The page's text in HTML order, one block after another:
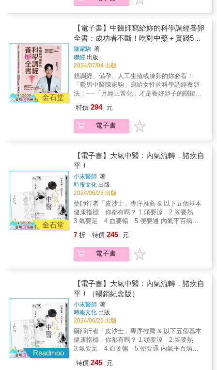
基於這一點，索性我連中藥都盡量少開。對一
些慢性病，比如高血壓、糖尿病、脾胃病、婦
行調治。 & ❐「推、拿、按」是治療方法，
「摸」是診斷，相當於中醫學裡的觸診。 我推
薦的養生方法是什麼？就是透過雙手在人體的
體表以推、拿、按、摸的形式進行診斷、治療
和自我保養的一種健康法。 & ＿＿ . 本書內容
.& ＿＿ ☞《黃帝內經》疾病觀：我們為什麼生
病？ ☞《黃帝內經》自診法：如何用手為自己
檢測身體？ ☞ 按穴道解除病痛：感冒、過敏、
血壓、癌症、嬰兒發燒 ... ☞ 日常鍛練養生
功：中國武學家的基本操 ☞ 中醫理療說明書：
泡腳、拔罐、刮痧、艾灸、拉筋拍打運用中醫
的補洩概念？ ☞ 特別專題：找不到原因的「過
勞死」 & ❐ 徒手「３３４」療法 ３種手法：
抓拿、點按、撥揉 ３大區域：玉枕關、夾脊
關、尾閭關 ４大法則：上下、左右、前後、交
叉對應 & ───────── 自診自療，手到病除
───────── 很簡單，就是手到病除，該找病
因找到病因， 用極簡的方法就能把疾病祛除。
& ☛ 鼻子瞬間通氣法 用手指輕輕掐風池穴上下
左右 將近五公分距離的痛點 ☛ 徒手袪感冒 風
寒感冒，抓拿玉枕關； 風熱感冒，在大椎上
下、風門兩邊刮痧； 暑溼感冒，點按承山穴 ☛
徒手袪頸椎病 運用點按、抓拿、撥揉的手法鬆
肩 ☛ 徒手明眼法 把眼睛閉上，點揉光明穴，
以酸、脹「得氣」的有效為標準 ☛ 徒手緩解經
痛 用手法在十七椎下的痛點 進行點按抓拿，再
特色 ☞ 結合中醫經典《黃帝內經》與現代人可
行的自我養生方法 ☞ 不依賴藥物，每個人都能
夠掌握的自診自療技巧 ☞ 不只治療疾病，更預
防疾病、提升生活品質全面的健康觀 ☞ 易學易
用，安全有效，普通人也可以輕鬆應用的自然
療法 ☞ 各類常見病、慢性病的自我診斷與緩解
方法，適用範圍廣 &
久，一直找不到原因。•長期透過西藥催經，想
恢復自然排卵。•有多囊性卵巢問題，體重變化
大。•備孕中，但不如想像中順利。•想凍卵，希
望能有好成績。陳家駒中醫師長期在第一線看
診，聆聽女性患者的心聲，在看過許多案例後
他表示，若沒有正常排卵或內膜代謝出狀況，
月經也不會正常。他強調，不論是備孕、養
卵，正常的月經週期是關鍵。▍怎麼樣才算是
「正常的月經」？正常的月經＝正常排卵狀態
＋正常子宮內膜增厚代謝兩者之中有一項出問
月養卵最剛好對女性來說，卵巢的時間是不等
人的，以所有備孕條件來說，「年齡」最不可
逆。再加上不少人對經期有錯誤迷思，反而錯
搭配書中的5大好習慣，便能事半功倍。【養卵
好習慣1】少吃添加物，營養也要均衡。【養卵
好習慣2】補充天然藥膳，強化基礎體質。【養
卵好習慣3】睡眠穩定，幫助改善內分泌。【養
卵好習慣4】壓力平衡，以維持月經的規律。
【養卵好習慣5】規律運動讓氣血循環，卵子更
健康。現在開始調經養卵，絕對不晚！
金石堂
【電子書】中醫師寫給妳的科學調經養卵
全書：成功者不斷！吃對中藥＋實踐5大
好習慣，有效調理月經、改善排卵功能
陳家駒 著
聯經 出版
2024/07/04 出版
想調經、備孕、人工生殖或凍卵的妳必看！
「暖男中醫陳家駒」寫給女性的科學調經養卵
法！──「月經正常化」才是養好卵子的關鍵──
全面提升卵子力。▍精彩內容搶先看•月經都有
來，不代表有排卵？•「亞健康」也會影響卵子
品質嗎？•多囊就一定難懷孕嗎？•年過 40，就
久，一直找不到原因。•長期透過西藥催經，想
恢復自然排卵。•有多囊性卵巢問題，體重變化
大。•備孕中，但不如想像中順利。•想凍卵，希
望能有好成績。陳家駒中醫師長期在第一線看
診，聆聽女性患者的心聲，在看過許多案例後
他表示，若沒有正常排卵或內膜代謝出狀況，
月經也不會正常。他強調，不論是備孕、養
卵，正常的月經週期是關鍵。▍怎麼樣才算是
「正常的月經」？正常的月經＝正常排卵狀態
＋正常子宮內膜增厚代謝兩者之中有一項出問
月養卵最剛好對女性來說，卵巢的時間是不等
人的，以所有備孕條件來說，「年齡」最不可
逆。再加上不少人對經期有錯誤迷思，反而錯
搭配書中的5大好習慣，便能事半功倍。【養卵
好習慣1】少吃添加物，營養也要均衡。【養卵
好習慣2】補充天然藥膳，強化基礎體質。【養
卵好習慣3】睡眠穩定，幫助改善內分泌。【養
卵好習慣4】壓力平衡，以維持月經的規律。
【養卵好習慣5】規律運動讓氣血循環，卵子更
健康。現在開始調經養卵，絕對不晚！
特價 294 元
電子書
金石堂
【電子書】大氣中醫：內氣流轉，諸疾自
平！
小末醫師 著
時報文化 出版
2024/06/25 出版
藥師行者「皮沙士」專序推薦 & 以下五個基本
健康指標，你都有嗎？ 1.頭要涼 2.腳要熱
3.氣要足 4.血要暢 5.便要通 內氣平百病！
康的根源──「氣」 ●以宏觀的中醫觀點重啟自
我健康力量，一本為人們帶來無限期待的養生
書 ●小末醫師幫您畫重點！隨書附贈《開門七
醇！ 所有的病，都是氣不足或不暢的病所致，
只要內氣充盈通順了，現在病可去，未來病可
防！ & 本書帶您了解內氣對人體的影響，提供
讓內氣茁壯的生活建議與方法！ 作息、飲食、
四式功法、六種鍛鍊 不分體質年齡，人人可
行！ & ◎內氣充足順暢，才能達到「令人安
心」的健康狀態 中醫是「氣」的學問，人體健
康與否，端看「內氣」的積累和消耗是否平
衡。我們可以將內氣之根看做是身體內的類固
醇，所以，要找回基本的健康就要想辨法平衡
7 折 特價 245 元
電子書
Readmoo
【電子書】大氣中醫：內氣流轉，諸疾自
平！（暢銷紀念版）
小末醫師 著
時報文化 出版
2024/06/25 出版
藥師行者「皮沙士」專序推薦 & 以下五個基本
健康指標，你都有嗎？ 1.頭要涼 2.腳要熱
3.氣要足 4.血要暢 5.便要通 內氣平百病！
康的根源──「氣」 ●以宏觀的中醫觀點重啟自
特價 245 元